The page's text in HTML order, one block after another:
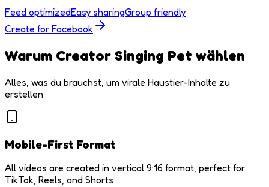
Feed optimizedEasy sharingGroup friendly
Create for Facebook
Warum Creator Singing Pet wählen
Alles, was du brauchst, um virale Haustier-Inhalte zu
erstellen
Mobile-First Format
All videos are created in vertical 9:16 format, perfect for
TikTok, Reels, and Shorts